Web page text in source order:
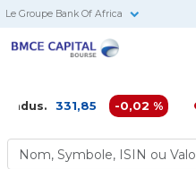
Le Groupe Bank Of Africa
-0,02 %